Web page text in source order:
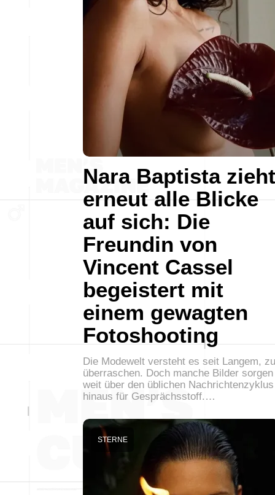
Nara Baptista zieht
erneut alle Blicke
auf sich: Die
Freundin von
Vincent Cassel
begeistert mit
einem gewagten
Fotoshooting
Die Modewelt versteht es seit Langem, zu
überraschen. Doch manche Bilder sorgen
weit über den üblichen Nachrichtenzyklus
hinaus für Gesprächsstoff.…
STERNE